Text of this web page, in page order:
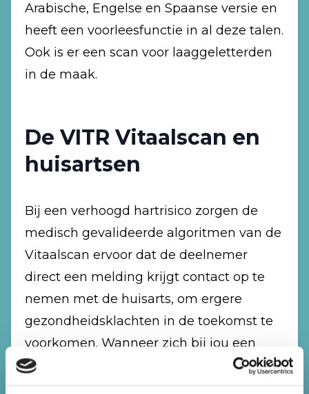
Arabische, Engelse en Spaanse versie en
heeft een voorleesfunctie in al deze talen.
Ook is er een scan voor laaggeletterden
in de maak.
De VITR Vitaalscan en
huisartsen
Bij een verhoogd hartrisico zorgen de
medisch gevalideerde algoritmen van de
Vitaalscan ervoor dat de deelnemer
direct een melding krijgt contact op te
nemen met de huisarts, om ergere
gezondheidsklachten in de toekomst te
voorkomen. Wanneer zich bij jou een
patiënt meldt naar aanleiding van zo’n
waarschuwing, kun je hem vragen zijn